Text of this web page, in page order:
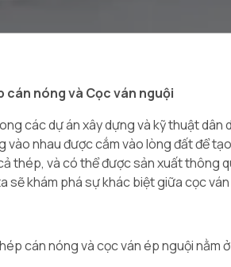
cán nóng và Cọc ván nguội
các dự án xây dựng và kỹ thuật dân
vào nhau được cắm vào lòng đất để
thép, và có thể được sản xuất thông
sẽ khám phá sự khác biệt giữa cọc
cán nóng và cọc ván ép nguội nằm